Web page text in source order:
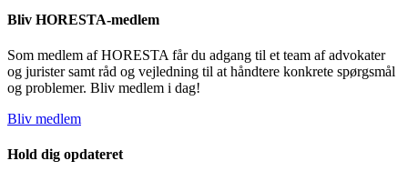
Bliv HORESTA-medlem
Som medlem af HORESTA får du adgang til et team af advokater
og jurister samt råd og vejledning til at håndtere konkrete spørgsmål
og problemer. Bliv medlem i dag!
Bliv medlem
Hold dig opdateret